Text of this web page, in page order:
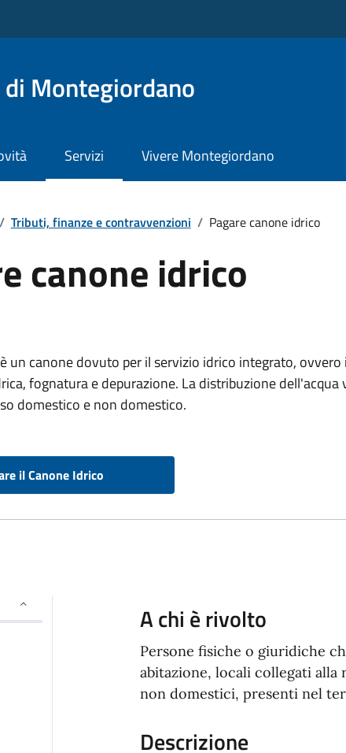
di Montegiordano
Servizi Vivere Montegiordano
/ Tributi, finanze e contravvenzioni / Pagare canone idrico
canone idrico
un canone dovuto per il servizio idrico integrato, ovvero
fognatura e depurazione. La distribuzione dell'acqua
domestico e non domestico.
il Canone Idrico
A chi è rivolto
Persone fisiche o giuridiche
abitazione, locali collegati
non domestici, presenti nel
Descrizione